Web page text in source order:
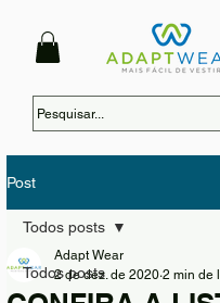
Post
Todos posts
Todos posts
Adapt Wear
2 de dez. de 2020 2 min de